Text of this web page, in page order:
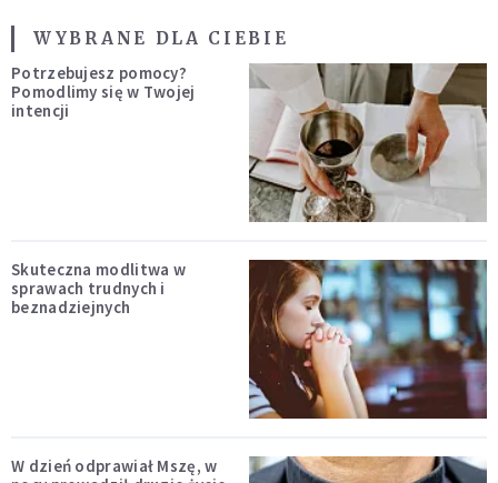
WYBRANE DLA CIEBIE
Potrzebujesz pomocy?
Pomodlimy się w Twojej
intencji
Skuteczna modlitwa w
sprawach trudnych i
beznadziejnych
W dzień odprawiał Mszę, w